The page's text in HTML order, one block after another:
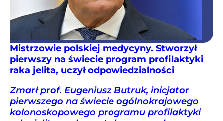
Mistrzowie polskiej medycyny. Stworzył
pierwszy na świecie program profilaktyki
raka jelita, uczył odpowiedzialności
Zmarł prof. Eugeniusz Butruk, inicjator
pierwszego na świecie ogólnokrajowego
kolonoskopowego programu profilaktyki